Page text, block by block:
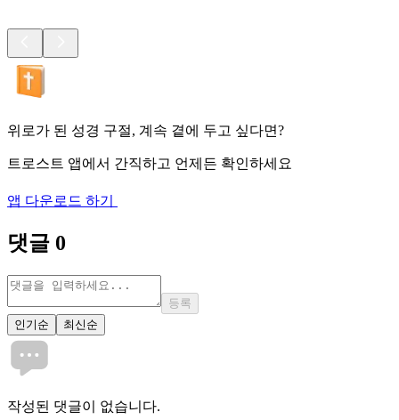
위로가 된 성경 구절, 계속 곁에 두고 싶다면?
트로스트 앱에서 간직하고 언제든 확인하세요
앱 다운로드 하기
댓글 0
등록
인기순
최신순
작성된 댓글이 없습니다.